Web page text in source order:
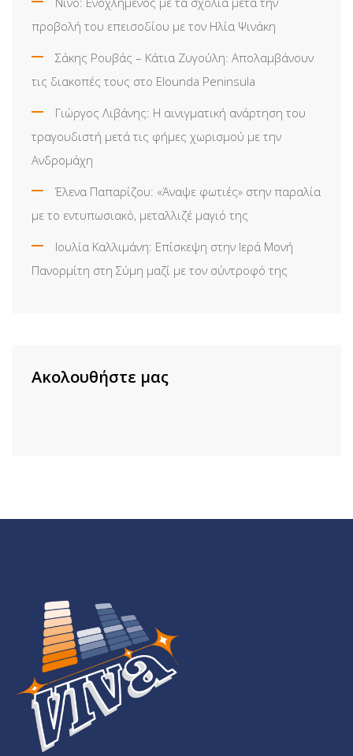
προβολή του επεισοδίου με τον Ηλία Ψινάκη
Σάκης Ρουβάς – Κάτια Ζυγούλη: Απολαμβάνουν
τις διακοπές τους στο Elounda Peninsula
Γιώργος Λιβάνης: Η αινιγματική ανάρτηση του
τραγουδιστή μετά τις φήμες χωρισμού με την
Ανδρομάχη
Έλενα Παπαρίζου: «Άναψε φωτιές» στην παραλία
με το εντυπωσιακό, μεταλλιζέ μαγιό της
Ιουλία Καλλιμάνη: Επίσκεψη στην Ιερά Μονή
Πανορμίτη στη Σύμη μαζί με τον σύντροφό της
Ακολουθήστε μας